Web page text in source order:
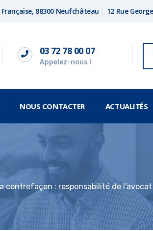
88300 Neufchâteau 12 Rue
03 72 78 00 07
Appelez-nous !
NOUS CONTACTER ACTUALITÉS
: responsabilité de l’avocat